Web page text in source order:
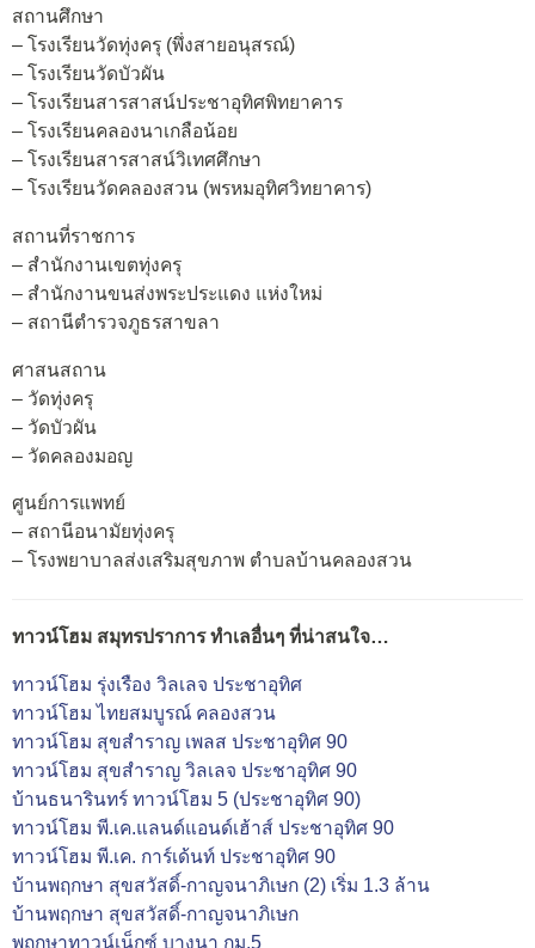
สถานศึกษา
– โรงเรียนวัดทุ่งครุ (พึ่งสายอนุสรณ์)
– โรงเรียนวัดบัวผัน
– โรงเรียนสารสาสน์ประชาอุทิศพิทยาคาร
– โรงเรียนคลองนาเกลือน้อย
– โรงเรียนสารสาสน์วิเทศศึกษา
– โรงเรียนวัดคลองสวน (พรหมอุทิศวิทยาคาร)
สถานที่ราชการ
– สำนักงานเขตทุ่งครุ
– สำนักงานขนส่งพระประแดง แห่งใหม่
– สถานีตำรวจภูธรสาขลา
ศาสนสถาน
– วัดทุ่งครุ
– วัดบัวผัน
– วัดคลองมอญ
ศูนย์การแพทย์
– สถานีอนามัยทุ่งครุ
– โรงพยาบาลส่งเสริมสุขภาพ ตำบลบ้านคลองสวน
ทาวน์โฮม สมุทรปราการ ทำเลอื่นๆ ที่น่าสนใจ…
ทาวน์โฮม รุ่งเรือง วิลเลจ ประชาอุทิศ
ทาวน์โฮม ไทยสมบูรณ์ คลองสวน
ทาวน์โฮม สุขสำราญ เพลส ประชาอุทิศ 90
ทาวน์โฮม สุขสำราญ วิลเลจ ประชาอุทิศ 90
บ้านธนารินทร์ ทาวน์โฮม 5 (ประชาอุทิศ 90)
ทาวน์โฮม พี.เค.แลนด์แอนด์เฮ้าส์ ประชาอุทิศ 90
ทาวน์โฮม พี.เค. การ์เด้นท์ ประชาอุทิศ 90
บ้านพฤกษา สุขสวัสดิ์-กาญจนาภิเษก (2) เริ่ม 1.3 ล้าน
บ้านพฤกษา สุขสวัสดิ์-กาญจนาภิเษก
พฤกษาทาวน์เน็กซ์ บางนา กม.5